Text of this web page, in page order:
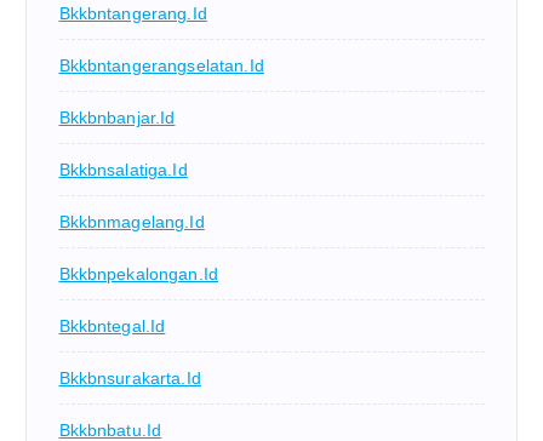
Bkkbntangerang.id
Bkkbntangerangselatan.id
Bkkbnbanjar.id
Bkkbnsalatiga.id
Bkkbnmagelang.id
Bkkbnpekalongan.id
Bkkbntegal.id
Bkkbnsurakarta.id
Bkkbnbatu.id